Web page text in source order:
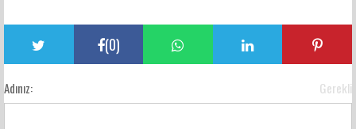
(0)
Adınız: Gerekli